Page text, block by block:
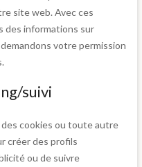
site web. Avec ces
des informations sur
votre permission
suivi
cookies ou toute autre
créer des profils
ou de suivre